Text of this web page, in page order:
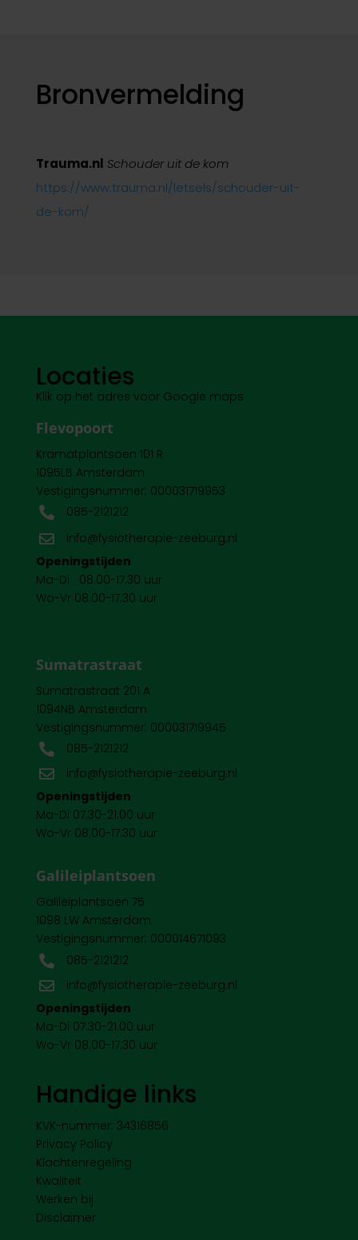
Bronvermelding
Trauma.nl Schouder uit de kom
https://www.trauma.nl/letsels/schouder-uit-
de-kom/
Locaties
Klik op het adres voor Google maps
Flevopoort
Kramatplantsoen 101 R
1095LB Amsterdam
Vestigingsnummer: 000031719953
 085-2121212

info@fysiotherapie-zeeburg.nl
Openingstijden
Ma-Di 08.00-17.30 uur
Wo-Vr 08.00-17.30 uur
Sumatrastraat
Sumatrastraat 201 A
1094NB Amsterdam
Vestigingsnummer: 000031719945
 085-2121212

info@fysiotherapie-zeeburg.nl
Openingstijden
Ma-Di 07.30-21.00 uur
Wo-Vr 08.00-17.30 uur
Galileiplantsoen
Galileiplantsoen 75
1098 LW Amsterdam
Vestigingsnummer: 000014671093
 085-2121212

info@fysiotherapie-zeeburg.nl
Openingstijden
Ma-Di 07.30-21.00 uur
Wo-Vr 08.00-17.30 uur
Handige links
KVK-nummer: 34316856
Privacy Policy
Klachtenregeling
Kwaliteit
Werken bij
Disclaimer